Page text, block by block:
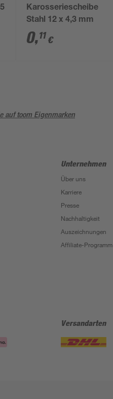
Karosseriescheibe
Stahl 12 x 4,3 mm
0,11 €
auf toom Eigenmarken
Unternehmen
Über uns
Karriere
Presse
Nachhaltigkeit
Auszeichnungen
Affiliate-Programm
Versandarten